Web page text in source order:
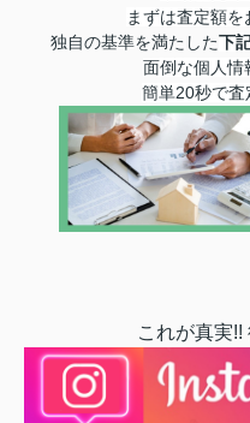
まずは査定額
独自の基準を満たした下
面倒な個人情
簡単20秒で査
これが真実